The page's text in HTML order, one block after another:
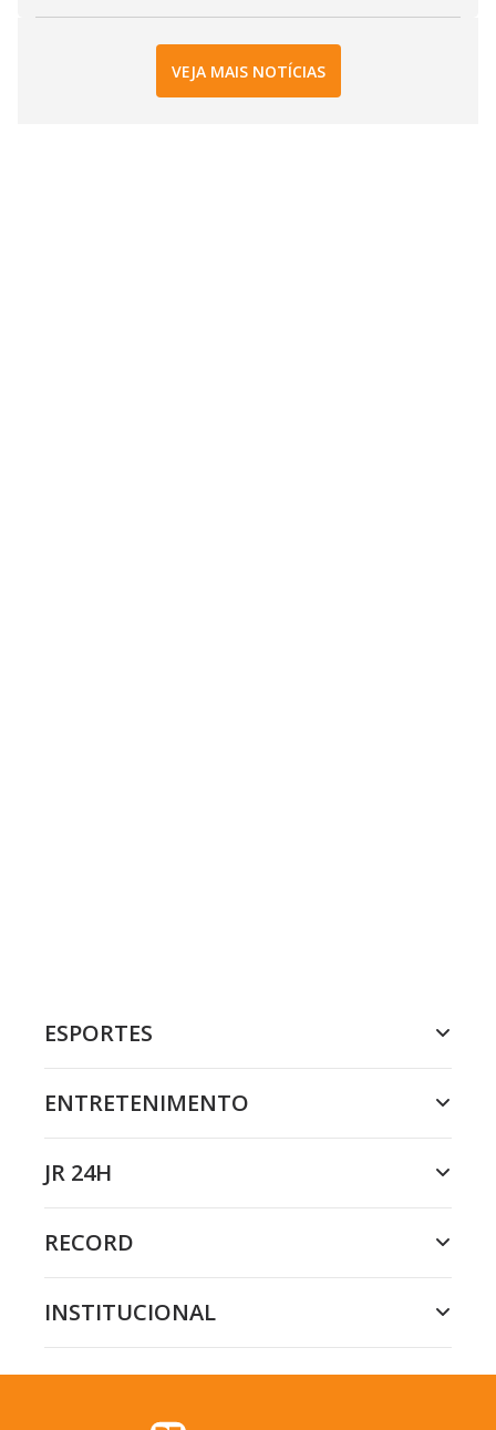
VEJA MAIS NOTÍCIAS
ESPORTES
ENTRETENIMENTO
JR 24H
RECORD
INSTITUCIONAL